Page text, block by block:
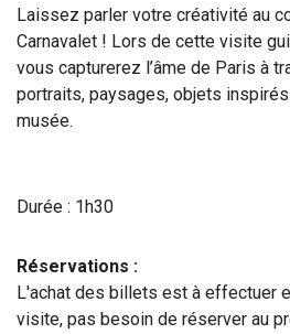
Laissez parler votre créativité au
Carnavalet ! Lors de cette visite
vous capturerez l’âme de Paris à
portraits, paysages, objets
musée.
Durée : 1h30
Réservations :
L'achat des billets est à effectuer
visite, pas besoin de réserver au